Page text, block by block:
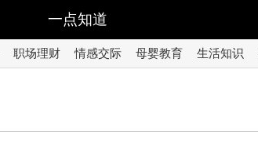
一点知道
职场理财 情感交际 母婴教育 生活知识